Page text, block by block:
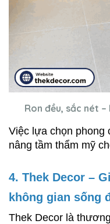
Ron đều, sắc nét
Việc lựa chọn phong
nâng tầm thẩm mỹ
4. Thek Decor –
không gian sống
Thek Decor là